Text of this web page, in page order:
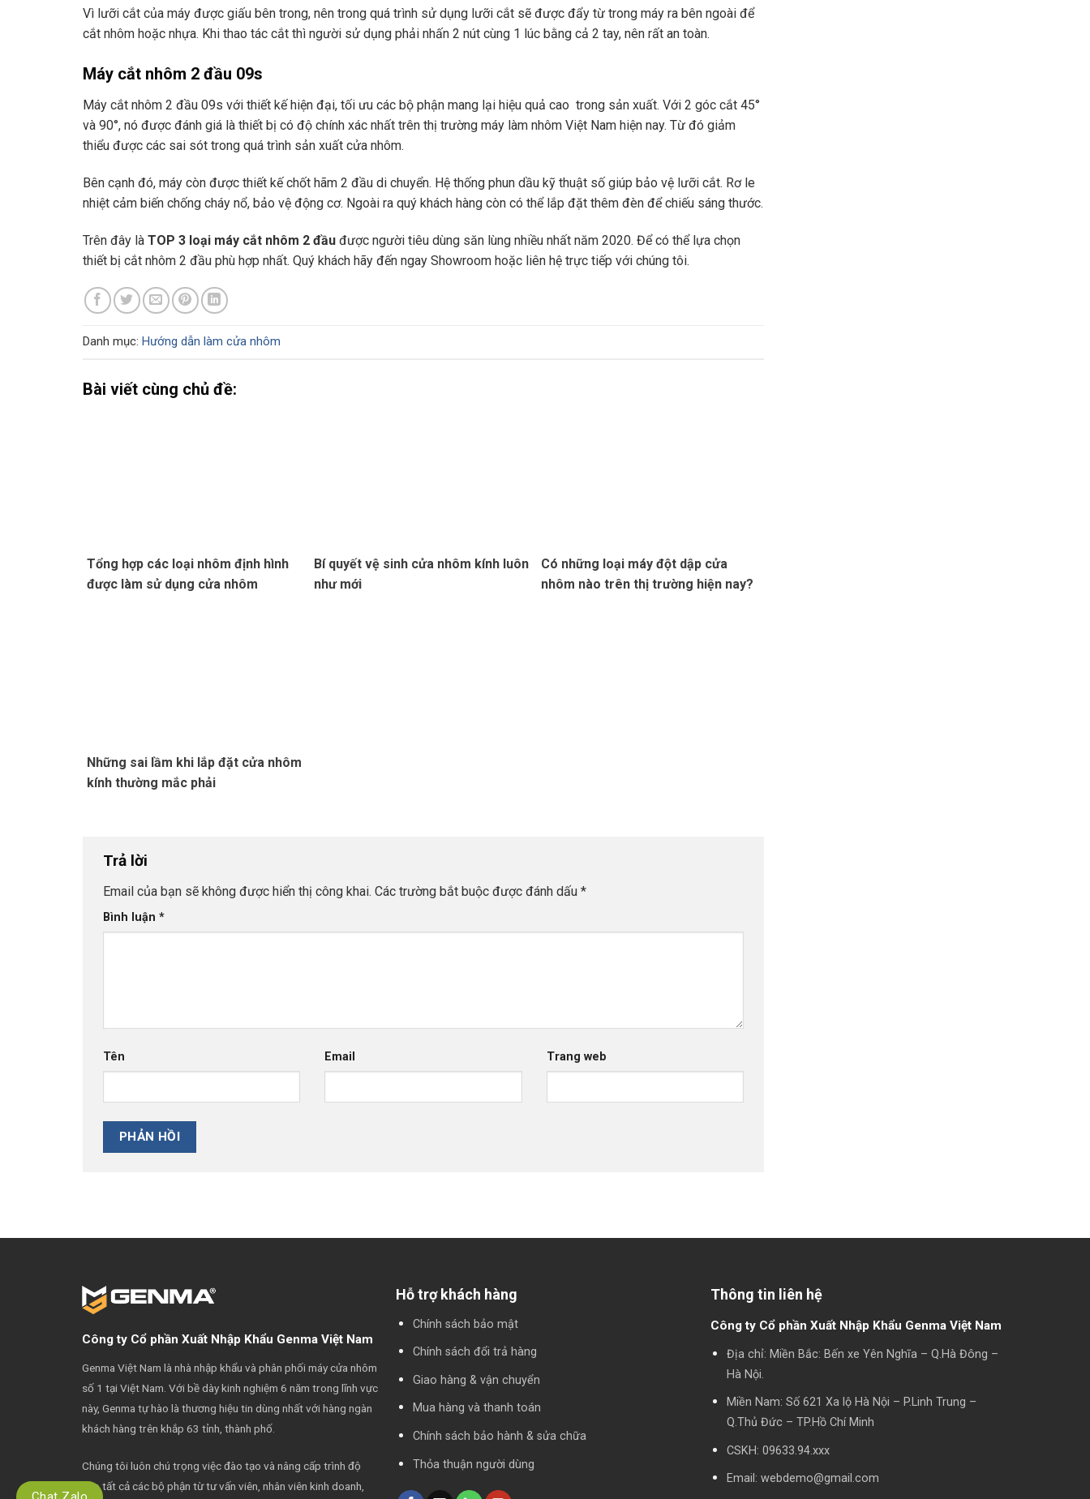
Vì lưỡi cắt của máy được giấu bên trong, nên trong quá trình sử dụng lưỡi cắt sẽ được đẩy từ trong máy ra bên ngoài để
cắt nhôm hoặc nhựa. Khi thao tác cắt thì người sử dụng phải nhấn 2 nút cùng 1 lúc bằng cả 2 tay, nên rất an toàn.
Máy cắt nhôm 2 đầu 09s
Máy cắt nhôm 2 đầu 09s với thiết kế hiện đại, tối ưu các bộ phận mang lại hiệu quả cao trong sản xuất. Với 2 góc cắt 45°
và 90°, nó được đánh giá là thiết bị có độ chính xác nhất trên thị trường máy làm nhôm Việt Nam hiện nay. Từ đó giảm
thiểu được các sai sót trong quá trình sản xuất cửa nhôm.
Bên cạnh đó, máy còn được thiết kế chốt hãm 2 đầu di chuyển. Hệ thống phun dầu kỹ thuật số giúp bảo vệ lưỡi cắt. Rơ le
nhiệt cảm biến chống cháy nổ, bảo vệ động cơ. Ngoài ra quý khách hàng còn có thể lắp đặt thêm đèn để chiếu sáng thước.
Trên đây là TOP 3 loại máy cắt nhôm 2 đầu được người tiêu dùng săn lùng nhiều nhất năm 2020. Để có thể lựa chọn
thiết bị cắt nhôm 2 đầu phù hợp nhất. Quý khách hãy đến ngay Showroom hoặc liên hệ trực tiếp với chúng tôi.
Danh mục: Hướng dẫn làm cửa nhôm
Bài viết cùng chủ đề:
Tổng hợp các loại nhôm định hình
được làm sử dụng cửa nhôm
Bí quyết vệ sinh cửa nhôm kính luôn
như mới
Có những loại máy đột dập cửa
nhôm nào trên thị trường hiện nay?
Những sai lầm khi lắp đặt cửa nhôm
kính thường mắc phải
Trả lời
Email của bạn sẽ không được hiển thị công khai. Các trường bắt buộc được đánh dấu *
Bình luận *
Tên Email Trang web
Công ty Cổ phần Xuất Nhập Khẩu Genma Việt Nam
Genma Việt Nam là nhà nhập khẩu và phân phối máy cửa nhôm
số 1 tại Việt Nam. Với bề dày kinh nghiệm 6 năm trong lĩnh vực
này, Genma tự hào là thương hiệu tin dùng nhất với hàng ngàn
khách hàng trên khắp 63 tỉnh, thành phố.
Chúng tôi luôn chú trọng việc đào tạo và nâng cấp trình độ
cho tất cả các bộ phận từ tư vấn viên, nhân viên kinh doanh,
Hỗ trợ khách hàng
Chính sách bảo mật
Chính sách đổi trả hàng
Giao hàng & vận chuyển
Mua hàng và thanh toán
Chính sách bảo hành & sửa chữa
Thỏa thuận người dùng
Thông tin liên hệ
Công ty Cổ phần Xuất Nhập Khẩu Genma Việt Nam
Địa chỉ: Miền Bắc: Bến xe Yên Nghĩa – Q.Hà Đông –
Hà Nội.
Miền Nam: Số 621 Xa lộ Hà Nội – P.Linh Trung –
Q.Thủ Đức – TP.Hồ Chí Minh
CSKH: 09633.94.xxx
Email: webdemo@gmail.com